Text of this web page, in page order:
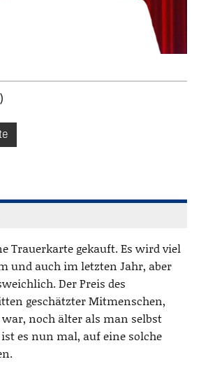
)
Trauerkarte gekauft. Es wird viel
und auch im letzten Jahr, aber
Der Preis des
geschätzter Mitmenschen,
noch älter als man selbst
es nun mal, auf eine solche